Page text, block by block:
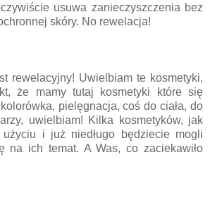
usuwa zanieczyszczenia bez
skóry. No rewelacja!
rewelacyjny! Uwielbiam te kosmetyki,
że mamy tutaj kosmetyki które się
pielęgnacja, coś do ciała, do
uwielbiam! Kilka kosmetyków, jak
i już niedługo będziecie mogli
na ich temat. A Was, co zaciekawiło